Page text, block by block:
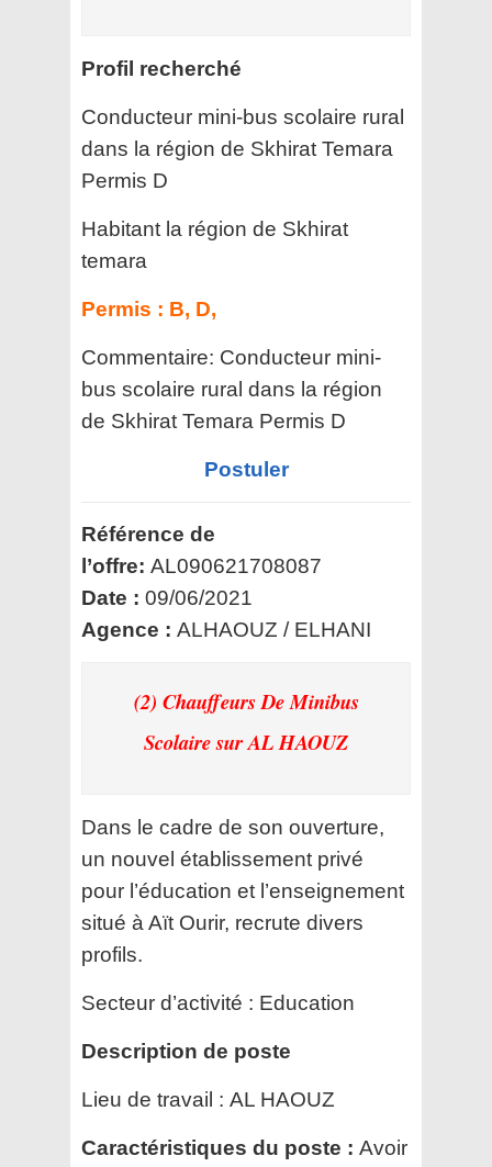
Profil recherché
Conducteur mini-bus scolaire rural
dans la région de Skhirat Temara
Permis D
Habitant la région de Skhirat
temara
Permis : B, D,
Commentaire: Conducteur mini-
bus scolaire rural dans la région
de Skhirat Temara Permis D
Postuler
Référence de
l’offre: AL090621708087
Date : 09/06/2021
Agence : ALHAOUZ / ELHANI
(2) Chauffeurs De Minibus
Scolairesur AL HAOUZ
Dans le cadre de son ouverture,
un nouvel établissement privé
pour l’éducation et l’enseignement
situé à Aït Ourir, recrute divers
profils.
Secteur d’activité : Education
Description de poste
Lieu de travail : AL HAOUZ
Caractéristiques du poste : Avoir